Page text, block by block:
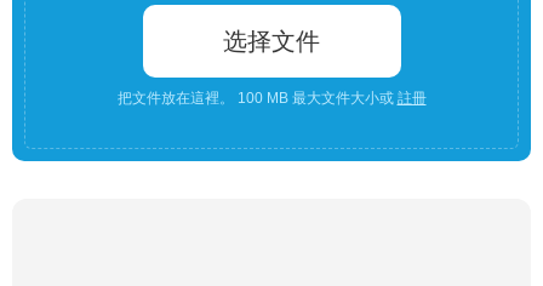
选择文件
把文件放在這裡。 100 MB 最大文件大小或 註冊